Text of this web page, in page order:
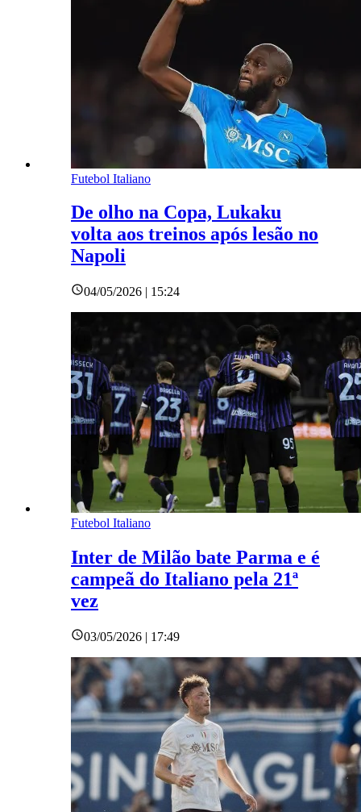
Futebol Italiano
De olho na Copa, Lukaku
volta aos treinos após lesão no
Napoli
04/05/2026 | 15:24
Futebol Italiano
Inter de Milão bate Parma e é
campeã do Italiano pela 21ª
vez
03/05/2026 | 17:49